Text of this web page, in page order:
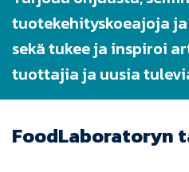
tuotekehityskoeajoja
sekä tukee ja inspiroi
tuottajia ja uusia
FoodLaboratoryn